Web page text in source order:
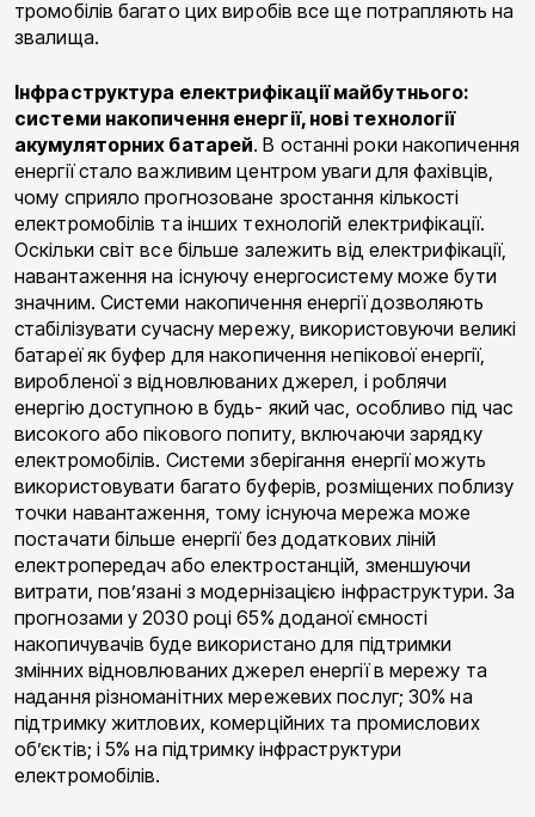
тромобілів багато цих виробів все ще потрапляють на
звалища.
Інфраструктура електрифікаціїмайбутнього:
системи накопичення енергії, нові технології
акумуляторних батарей. В останні роки накопи­чення
енергії стало важливим центром уваги для фахівців,
чому сприяло прогнозоване зростання кількості
електромобілів та інших технологій елек­трифікації.
Оскільки світ все більше залежить від електрифікації,
навантаження на існуючу енергоси­стему може бути
значним. Системи накопичення енергії дозволяють
стабілізувати сучасну мережу, використовуючи великі
батареї як буфер для нако­пичення непікової енергії,
виробленої з відновлюва­них джерел, і роблячи
енергію доступною в будь- який час, особливо під час
високого або пікового по­питу, включаючи зарядку
електромобілів. Системи зберігання енергії можуть
використовувати багато буферів, розміщених поблизу
точки навантаження, тому існуюча мережа може
постачати більше енергії без додаткових ліній
електропередач або електро­станцій, зменшуючи
витрати, пов’язані з модерніза­цією інфраструктури. За
прогнозами у 2030 році 65% доданої ємності
накопичувачів буде використа­но для підтримки
змінних відновлюваних джерел енергії в мережу та
надання різноманітних мереже­вих послуг; 30% на
підтримку житлових, комерцій­них та промислових
об’єктів; і 5% на підтримку ін­фраструктури
електромобілів.